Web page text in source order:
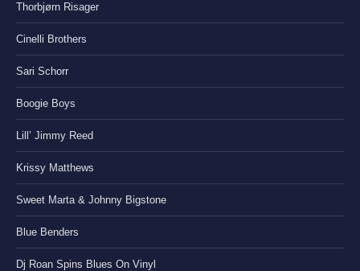
Thorbjørn Risager
Cinelli Brothers
Sari Schorr
Boogie Boys
Lill’ Jimmy Reed
Krissy Matthews
Sweet Marta & Johnny Bigstone
Blue Benders
Dj Roan Spins Blues On Vinyl